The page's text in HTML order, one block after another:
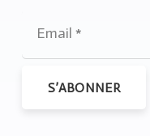
S’ABONNER